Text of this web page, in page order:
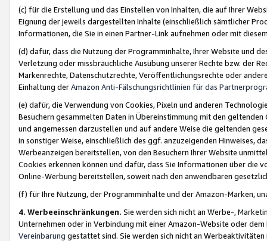
(c) für die Erstellung und das Einstellen von Inhalten, die auf Ihrer
Eignung der jeweils dargestellten Inhalte (einschließlich sämtlicher
Informationen, die Sie in einen Partner-Link aufnehmen oder mit
(d) dafür, dass die Nutzung der Programminhalte, Ihrer Website und
Verletzung oder missbräuchliche Ausübung unserer Rechte bzw. der
Markenrechte, Datenschutzrechte, Veröffentlichungsrechte oder
Einhaltung derAmazon Anti-Fälschungsrichtlinien für das
(e) dafür, die Verwendung von Cookies, Pixeln und anderen
Besuchern gesammelten Daten in Übereinstimmung mit den
und angemessen darzustellen und auf andere Weise die geltenden
in sonstiger Weise, einschließlich des ggf. anzuzeigenden Hinweises,
Werbeanzeigen bereitstellen, von den Besuchern Ihrer Website
Cookies erkennen können und dafür, dass Sie Informationen über die
Online-Werbung bereitstellen, soweit nach den anwendbaren
(f) für Ihre Nutzung, der Programminhalte und der Amazon-Marken,
4. Werbeeinschränkungen. Sie werden sich nicht an Werbe-,
Unternehmen oder in Verbindung mit einer Amazon-Website oder
Vereinbarung gestattet sind. Sie werden sich nicht an